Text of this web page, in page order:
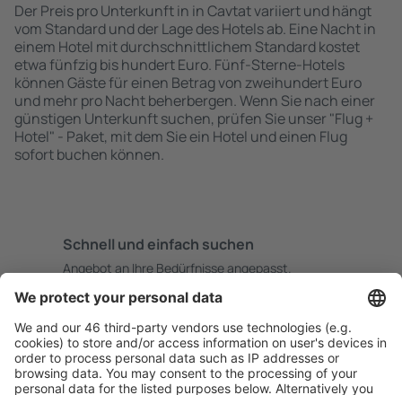
Der Preis pro Unterkunft in in Cavtat variiert und hängt
vom Standard und der Lage des Hotels ab. Eine Nacht in
einem Hotel mit durchschnittlichem Standard kostet
etwa fünfzig bis hundert Euro. Fünf-Sterne-Hotels
können Gäste für einen Betrag von zweihundert Euro
und mehr pro Nacht beherbergen. Wenn Sie nach einer
günstigen Unterkunft suchen, prüfen Sie unser "Flug +
Hotel" - Paket, mit dem Sie ein Hotel und einen Flug
sofort buchen können.
Schnell und einfach suchen
Angebot an Ihre Bedürfnisse angepasst.
Sicher planen
Buchen ohne Sorgen mit einer kostenlosen
Stornierungsoption.